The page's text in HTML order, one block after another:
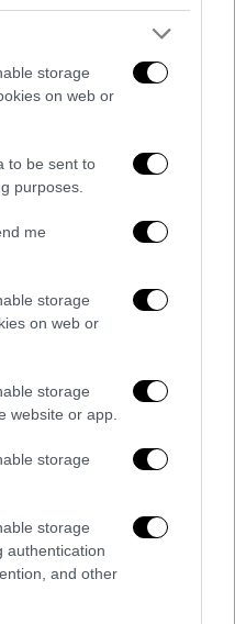
storage
on web or
to be sent to
purposes.
me
storage
on web or
storage
website or app.
storage
storage
authentication
and other
αφορά εσωτερικό
κυριαρχικό
όλοι είναι
την άποψή τους.
να μιλά για τα
όπως
απάντηση στον
του
Νουμάν
είπε εμφανώς
απ'έξω. Το
είναι θέμα
Βέβαια, με την
η δήλωση εδώ
πριν από την
υπόθεσης,